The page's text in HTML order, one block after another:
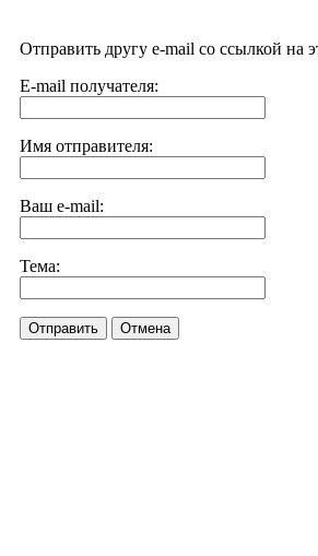
Отправить другу e-mail со ссылкой на
E-mail получателя:
Имя отправителя:
Ваш e-mail:
Тема:
Отправить Отмена